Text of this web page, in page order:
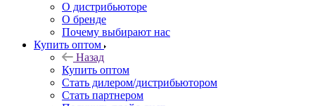
О дистрибьюторе
О бренде
Почему выбирают нас
Купить оптом
Назад
Купить оптом
Стать дилером/дистрибьютором
Стать партнером